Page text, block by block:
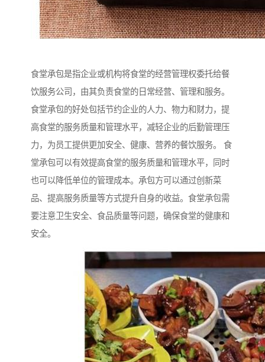
食堂承包是指企业或机构将食堂的经营管理权委托给餐
饮服务公司，由其负责食堂的日常经营、管理和服务。
食堂承包的好处包括节约企业的人力、物力和财力，提
高食堂的服务质量和管理水平，减轻企业的后勤管理压
力，为员工提供更加安全、健康、营养的餐饮服务。 食
堂承包可以有效提高食堂的服务质量和管理水平，同时
也可以降低单位的管理成本。承包方可以通过创新菜
品、提高服务质量等方式提升自身的收益。食堂承包需
要注意卫生安全、食品质量等问题，确保食堂的健康和
安全。